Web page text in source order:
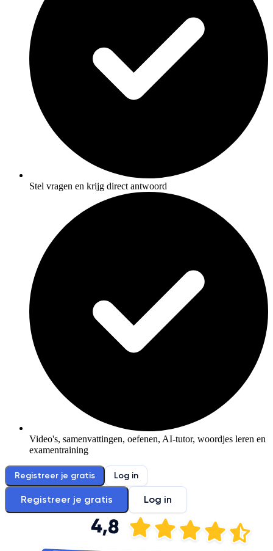
Stel vragen en krijg direct antwoord
Video's, samenvattingen, oefenen, AI-tutor, woordjes leren en
examentraining
Registreer je gratis Log in
Registreer je gratis Log in